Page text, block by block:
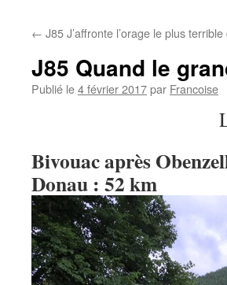
← J85 J’affronte l’orage le plus
J85 Quand le
Publié le4 février 2017par Francoise
Bivouac après
Donau : 52 km